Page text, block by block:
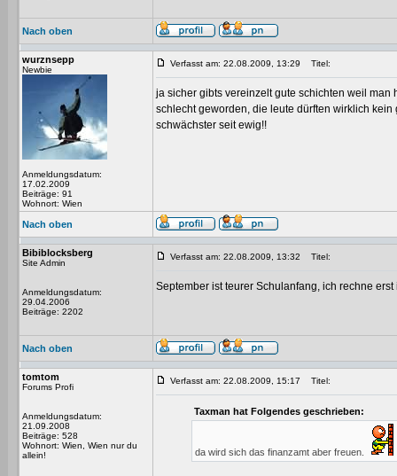
Nach oben
wurznsepp
Newbie
Anmeldungsdatum:
17.02.2009
Beiträge: 91
Wohnort: Wien
Verfasst am: 22.08.2009, 13:29 Titel:
ja sicher gibts vereinzelt gute schichten weil man
schlecht geworden, die leute dürften wirklich
schwächster seit ewig!!
Nach oben
Bibiblocksberg
Site Admin
Anmeldungsdatum:
29.04.2006
Beiträge: 2202
Verfasst am: 22.08.2009, 13:32 Titel:
September ist teurer Schulanfang, ich rechne erst
Nach oben
tomtom
Forums Profi
Anmeldungsdatum:
21.09.2008
Beiträge: 528
Wohnort: Wien, Wien nur du
allein!
Verfasst am: 22.08.2009, 15:17 Titel:
Taxman hat Folgendes geschrieben:
da wird sich das finanzamt aber freuen.